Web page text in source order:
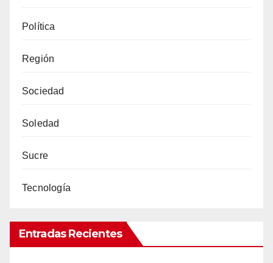
Política
Región
Sociedad
Soledad
Sucre
Tecnología
Entradas Recientes